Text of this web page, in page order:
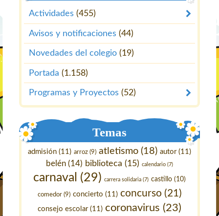
Actividades (455)
Avisos y notificaciones (44)
Novedades del colegio (19)
Portada (1.158)
Programas y Proyectos (52)
Temas
admisión (11) arroz (9) atletismo (18) autor(11)
belén (14) biblioteca (15) calendario (7)
carnaval (29) carrera solidaria (7) castillo (10)
comedor(9) concierto (11) concurso (21)
consejo escolar(11) coronavirus (23)